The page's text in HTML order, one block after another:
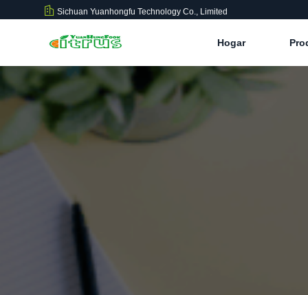
Sichuan Yuanhongfu Technology Co., Limited
Hogar